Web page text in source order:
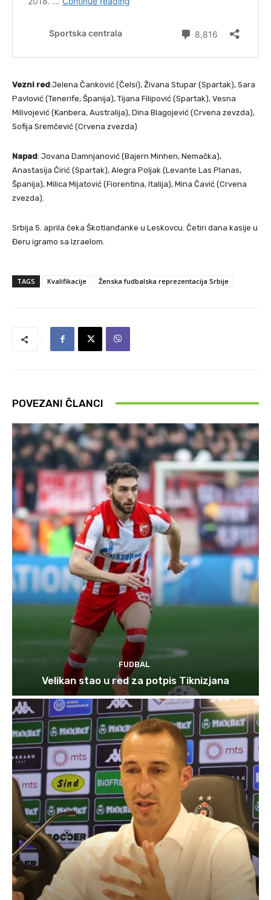
Vezni red:Jelena Čanković (Čelsi), Živana Stupar (Spartak), Sara
Pavlović (Tenerife, Španija), Tijana Filipović (Spartak), Vesna
Milivojević (Kanbera, Australija), Dina Blagojević (Crvena zevzda),
Sofija Sremčević (Crvena zvezda)
Napad: Jovana Damnjanović (Bajern Minhen, Nemačka),
Anastasija Ćirić (Spartak), Alegra Poljak (Levante Las Planas,
Španija), Milica Mijatović (Fiorentina, Italija), Mina Čavić (Crvena
zvezda).
Srbija 5. aprila čeka Škotlanđanke u Leskovcu. Četiri dana kasije u
Đeru igramo sa Izraelom.
TAGS Kvalifikacije Ženska fudbalska reprezentacija Srbije
POVEZANI ČLANCI
FUDBAL
Velikan stao u red za potpis Tiknizjana